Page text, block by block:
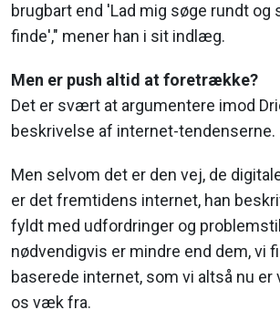
brugbart end 'Lad mig søge rundt og
finde'," mener han i sit indlæg.
Men er push altid at foretrække?
Det er svært at argumentere imod
beskrivelse af internet-tendenserne.
Men selvom det er den vej, de
er det fremtidens internet, han
fyldt med udfordringer og
nødvendigvis er mindre end dem, vi
baserede internet, som vi altså nu
os væk fra.